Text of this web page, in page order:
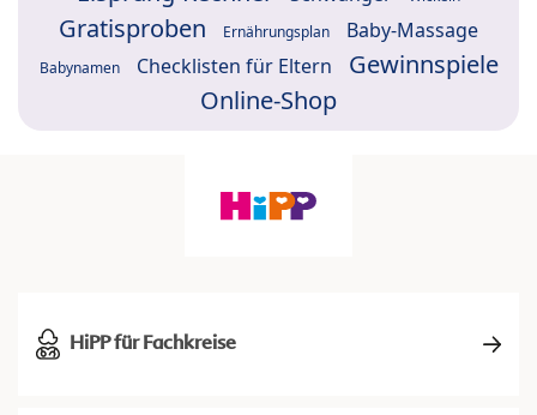
Gratisproben Ernährungsplan Baby-Massage
Babynamen Checklisten für Eltern
Gewinnspiele
Online-Shop
HiPP für Fachkreise